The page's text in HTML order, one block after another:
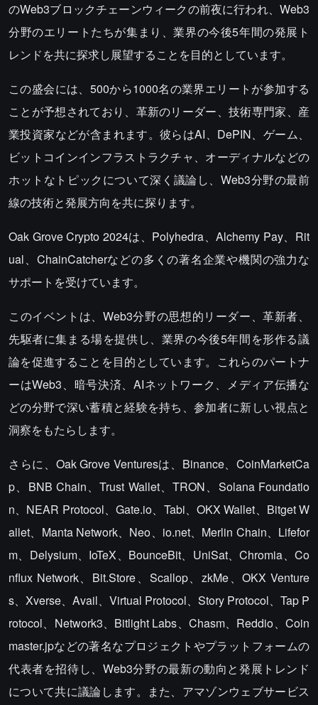
のWeb3ブロックチェーンウィークの前夜に行われ、Web3
分野のエリートたちが集まり、業界の今後5年間の発展ト
レンドを共に探求し展望することを目的としています。
この盛会には、500から1000名の業界エリートが参加する
ことが予想されており、革新のリーダー、技術専門家、産
業投資家などが含まれます。彼らはAI、DePIN、ゲーム、
ビットコインインフラストラクチャ、オーディナルなどの
ホットなトピックについて深く議論し、Web3分野の最前
線の技術と発展方向を共に探ります。
Oak Grove Crypto 2024は、Polyhedra、Alchemy Pay、Rit
ual、ChainCatcherなどの多くの著名企業や機関の強力な
サポートを受けています。
このイベントは、Web3分野の思想的リーダー、革新者、
先駆者に集まる場を提供し、業界の今後5年間を形作る議
論を促進することを目的としています。これらのパートナ
ーはWeb3、暗号決済、AIネットワーク、メディア伝播な
どの分野で深い蓄積と経験を持ち、参加者に新しい視点と
洞察をもたらします。
さらに、Oak Grove Venturesは、Binance、CoinMarketCa
p、BNB Chain、Trust Wallet、TRON、Solana Foundatio
n、NEAR Protocol、Gate.io、Tabi、OKX Wallet、Bitget W
allet、Manta Network、Neo、io.net、Merlin Chain、Lifefor
m、Delysium、IoTeX、BounceBit、UniSat、Chromia、Co
nflux Network、Bit.Store、Scallop、zkMe、OKX Venture
s、Xverse、Avail、Virtual Protocol、Story Protocol、Tap P
rotocol、Network3、Bitlight Labs、Chasm、Reddio、Coin
master.jpなどの著名なプロジェクトやプラットフォームの
代表者を招待し、Web3分野の最新の動向と発展トレンド
について共に議論します。また、アマゾンウェブサービス